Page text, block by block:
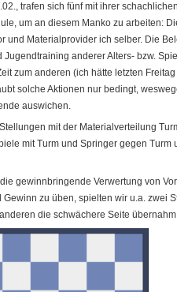
trafen sich fünf mit ihrer
um an diesem Manko zu arbeiten:
und Materialprovider ich selber. Die
Jugendtraining anderer Alters- bzw.
zum anderen (ich hätte letzten
solche Aktionen nur bedingt,
auswichen.
mit der Materialverteilung
mit Turm und Springer gegen
gewinnbringende Verwertung von
zu üben, spielten wir u.a. zwei
die schwächere Seite